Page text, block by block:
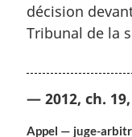
décision
Tribunal de la
— 2012, ch.
Appel — juge-